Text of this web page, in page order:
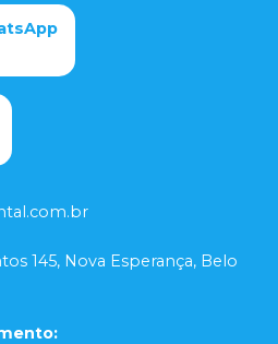
145, Nova Esperança, Belo
: